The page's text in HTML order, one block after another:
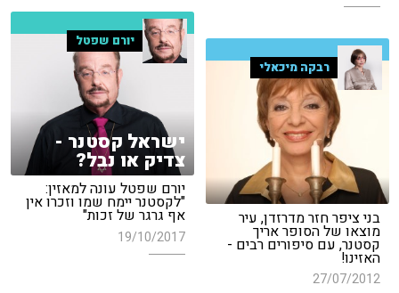
יורם שפטל
ישראל קסטנר -
צדיק או נבל?
יורם שפטל עונה למאזין:
"לקסטנר יימח שמו וזכרו אין
אף גרגר של זכות"
19/10/2017
רבקה מיכאלי
בני ציפר חזר מדרזדן, עיר
מוצאו של הסופר אריך
קסטנר, עם סיפורים רבים -
האזינו!
27/07/2012